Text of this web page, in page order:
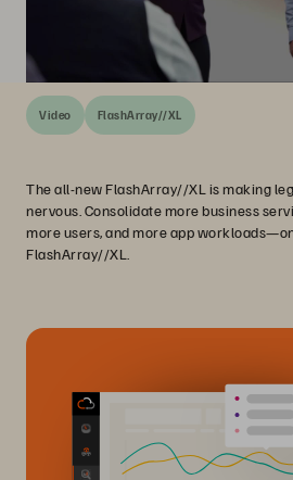
Video FlashArray//XL
The all-new FlashArray//XL is making
nervous. Consolidate more business
more users, and more app
FlashArray//XL.